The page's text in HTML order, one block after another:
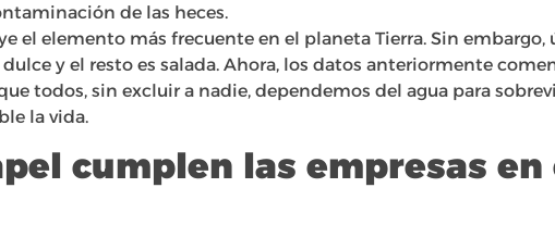
de las heces.
el elemento más frecuente en el planeta Tierra. Sin embargo,
y el resto es salada. Ahora, los datos anteriormente
todos, sin excluir a nadie, dependemos del agua para
la vida.
cumplen las empresas